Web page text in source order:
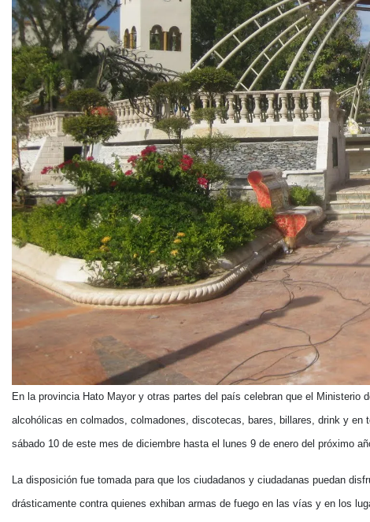
En la provincia Hato Mayor y otras partes del país celebran que el
alcohólicas en colmados, colmadones, discotecas, bares, billares, drink y
sábado 10 de este mes de diciembre hasta el lunes 9 de enero del próximo
La disposición fue tomada para que los ciudadanos y ciudadanas puedan
drásticamente contra quienes exhiban armas de fuego en las vías y en los